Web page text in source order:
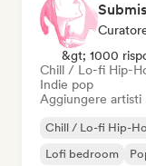
&gt; 1000
Chill / Lo-fi Hip-
Indie pop
Aggiungere artisti
Chill / Lo-fi Hip-
Lofi bedroom